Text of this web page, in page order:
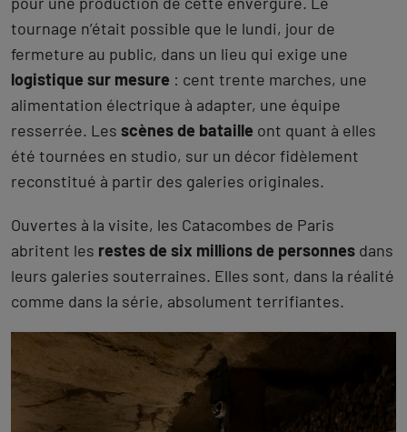
tournage n’était possible que le lundi, jour de
fermeture au public, dans un lieu qui exige une
logistique sur mesure : cent trente marches, une
alimentation électrique à adapter, une équipe
resserrée. Les scènes de bataille ont quant à elles
été tournées en studio, sur un décor fidèlement
reconstitué à partir des galeries originales.
Ouvertes à la visite, les Catacombes de Paris
abritent les restes de six millions de personnes dans
leurs galeries souterraines. Elles sont, dans la réalité
comme dans la série, absolument terrifiantes.